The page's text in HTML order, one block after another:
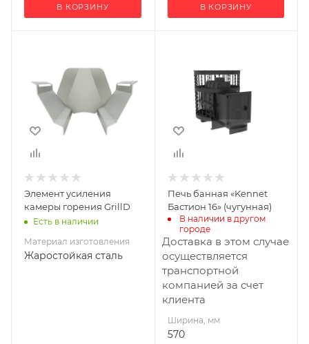
В КОРЗИНУ В КОРЗИНУ
Жаростойкая
сталь
Элемент усиления
камеры горения GrillD
Есть в наличии
Материал изготовления
Жаростойкая сталь
Глубина, мм
Высота, мм
660
Материал
Чугун
Вид топлива
Дрова
Диаметр дымохода,
мм
115
Длина дров, мм
340
Масса камней, кг
140
Печь банная «Kennet
Бастион 16» (чугунная)
В наличии в другом
городе
Доставка в этом случае
осуществляется
транспортной
компанией за счет
клиента
Ширина, мм
570